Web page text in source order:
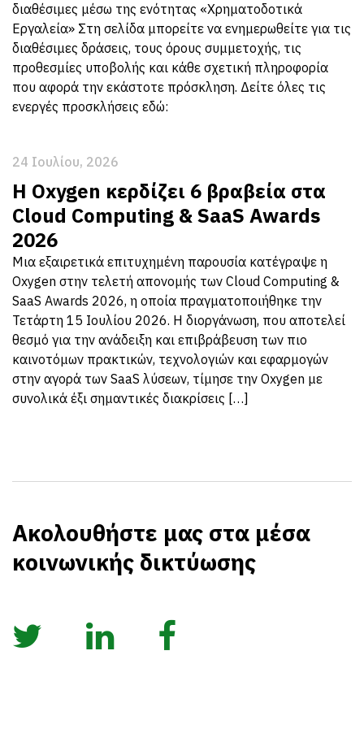
διαθέσιμες μέσω της ενότητας «Χρηματοδοτικά
Εργαλεία» Στη σελίδα μπορείτε να ενημερωθείτε για τις
διαθέσιμες δράσεις, τους όρους συμμετοχής, τις
προθεσμίες υποβολής και κάθε σχετική πληροφορία
που αφορά την εκάστοτε πρόσκληση. Δείτε όλες τις
ενεργές προσκλήσεις εδώ:
24 Ιουλίου, 2026
Η Oxygen κερδίζει 6 βραβεία στα
Cloud Computing & SaaS Awards
2026
Μια εξαιρετικά επιτυχημένη παρουσία κατέγραψε η
Oxygen στην τελετή απονομής των Cloud Computing &
SaaS Awards 2026, η οποία πραγματοποιήθηκε την
Τετάρτη 15 Ιουλίου 2026. Η διοργάνωση, που αποτελεί
θεσμό για την ανάδειξη και επιβράβευση των πιο
καινοτόμων πρακτικών, τεχνολογιών και εφαρμογών
στην αγορά των SaaS λύσεων, τίμησε την Oxygen με
συνολικά έξι σημαντικές διακρίσεις […]
Ακολουθήστε μας στα μέσα
κοινωνικής δικτύωσης